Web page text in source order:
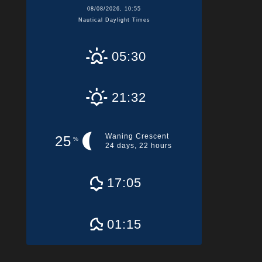
08/08/2026, 10:55
Nautical Daylight Times
05:30
21:32
25 %
Waning Crescent
24 days, 22 hours
17:05
01:15